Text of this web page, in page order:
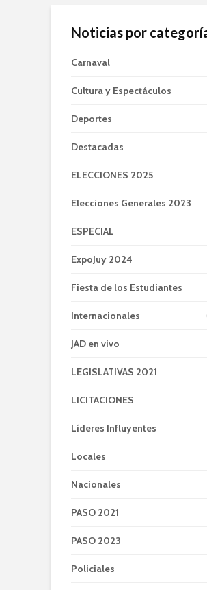
Noticias por
Carnaval
Cultura y Espectáculos
Deportes
Destacadas
ELECCIONES 2025
Elecciones Generales 2023
ESPECIAL
ExpoJuy 2024
Fiesta de los Estudiantes
Internacionales
JAD en vivo
LEGISLATIVAS 2021
LICITACIONES
Líderes Influyentes
Locales
Nacionales
PASO 2021
PASO 2023
Policiales